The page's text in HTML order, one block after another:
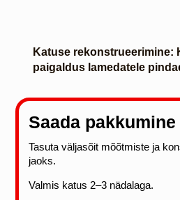
Katuse rekonstrueerimine:
paigaldus lamedatele
Saada pakkumine
Tasuta väljasõit mõõtmiste ja
jaoks.
Valmis katus 2–3 nädalaga.